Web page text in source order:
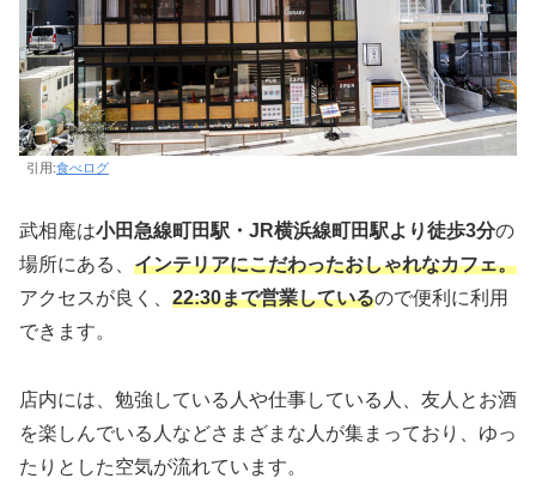
引用:食べログ
武相庵は小田急線町田駅・JR横浜線町田駅より徒歩3分の
場所にある、 インテリアにこだわったおしゃれなカフェ。
アクセスが良く、 22:30まで営業しているので便利に利用
できます。
店内には、勉強している人や仕事している人、友人とお酒
を楽しんでいる人などさまざまな人が集まっており、ゆっ
たりとした空気が流れています。